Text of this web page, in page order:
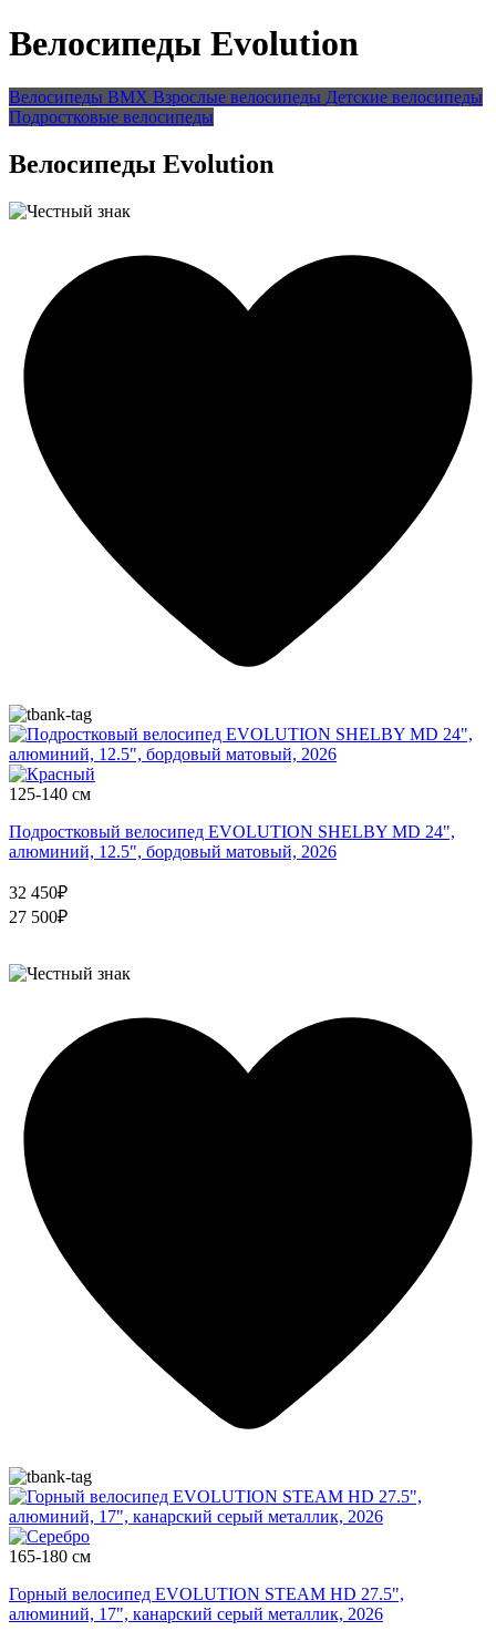
Велосипеды Evolution
Велосипеды BMX Взрослые велосипеды Детские велосипеды
Подростковые велосипеды
Велосипеды Evolution
125-140 см
Подростковый велосипед EVOLUTION SHELBY MD 24",
алюминий, 12.5", бордовый матовый, 2026
32 450₽
27 500₽
165-180 см
Горный велосипед EVOLUTION STEAM HD 27.5",
алюминий, 17", канарский серый металлик, 2026